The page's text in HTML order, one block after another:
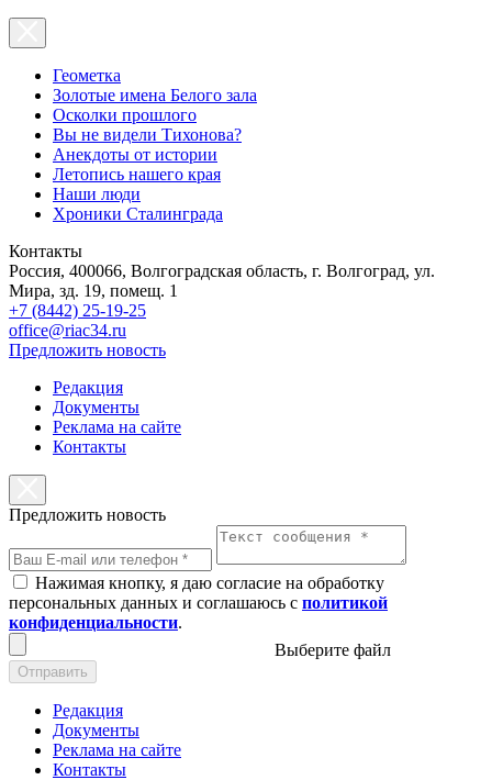
Геометка
Золотые имена Белого зала
Осколки прошлого
Вы не видели Тихонова?
Анекдоты от истории
Летопись нашего края
Наши люди
Хроники Сталинграда
Контакты
Россия, 400066, Волгоградская область, г. Волгоград, ул.
Мира, зд. 19, помещ. 1
+7 (8442) 25-19-25
office@riac34.ru
Предложить новость
Редакция
Документы
Реклама на сайте
Контакты
Предложить новость
Нажимая кнопку, я даю согласие на обработку
персональных данных и соглашаюсь с политикой
конфиденциальности.
Выберите файл
Отправить
Редакция
Документы
Реклама на сайте
Контакты